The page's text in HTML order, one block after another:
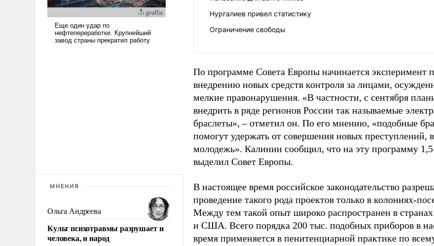
МНЕНИЯ
Ольга Андреева
Культ психотравмы разрушает и
человека, и народ
Нургалиев привел статистику
Ограничение свободы
По программе Совета Европы начинается эксперимент
внедрению новых средств контроля за лицами,
мелкие правонарушения. «В частности, с сентября
внедрить в ряде регионов России так называемые
браслеты», – отметил он. По его мнению, «подобные
помогут удержать от совершения новых преступлений,
молодежь». Калинин сообщил, что на эту программу
выделил Совет Европы.
В настоящее время российское законодательство
проведение такого рода проектов только в колониях-
Между тем такой опыт широко распространен в
и США. Всего порядка 200 тыс. подобных приборов в
время применяется в пенитенциарной практике по